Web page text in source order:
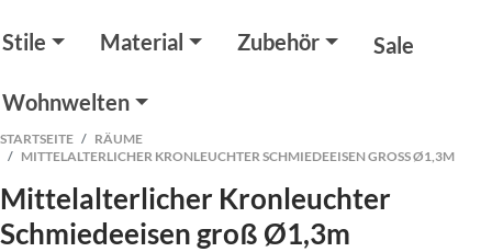
Stile Material Zubehör Sale
Wohnwelten
STARTSEITE
RÄUME
MITTELALTERLICHER KRONLEUCHTER SCHMIEDEEISEN GROSS Ø1,3M
Mittelalterlicher Kronleuchter
Schmiedeeisen groß Ø1,3m